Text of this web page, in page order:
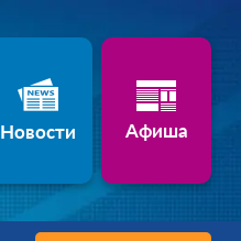
Новости Афиша